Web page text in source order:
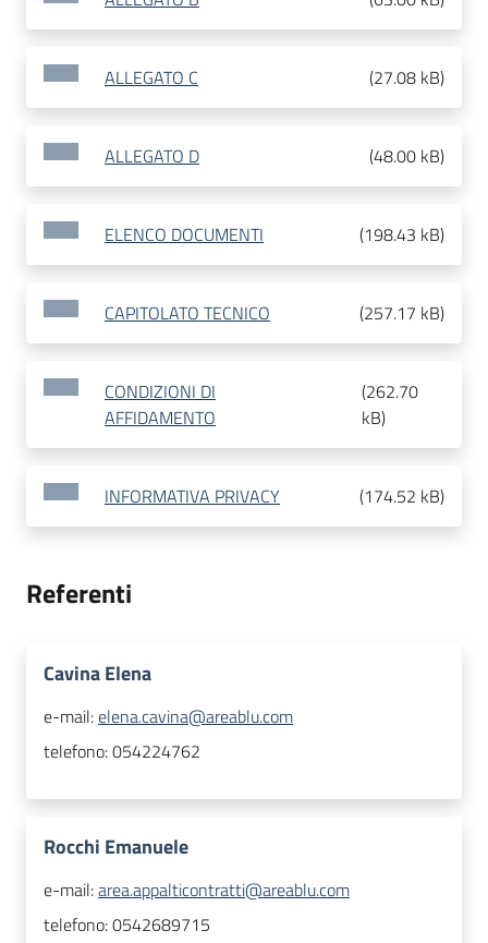
ALLEGATO C (27.08 kB)
ALLEGATO D (48.00 kB)
ELENCO DOCUMENTI (198.43 kB)
CAPITOLATO TECNICO (257.17 kB)
CONDIZIONI DI
AFFIDAMENTO
(262.70
kB)
INFORMATIVA PRIVACY (174.52 kB)
Referenti
Cavina Elena
e-mail:elena.cavina@areablu.com
telefono:054224762
Rocchi Emanuele
e-mail:area.appalticontratti@areablu.com
telefono:0542689715